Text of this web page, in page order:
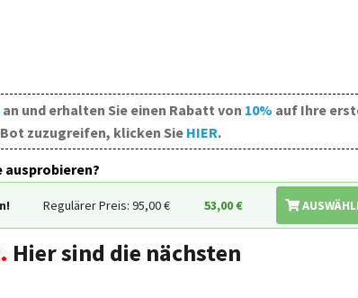
an und erhalten Sie einen Rabatt von 10% auf Ihre
zuzugreifen, klicken Sie HIER.
ausprobieren?
Regulärer Preis: 95,00€ 53,00€
Hier sind die nächsten